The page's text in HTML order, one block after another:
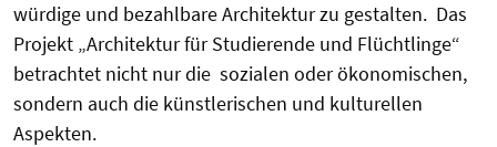
würdige und bezahlbare Architektur zu gestalten. Das
Projekt „Architektur für Studierende und Flüchtlinge“
betrachtet nicht nur die sozialen oder ökonomischen,
sondern auch die künstlerischen und kulturellen
Aspekten.